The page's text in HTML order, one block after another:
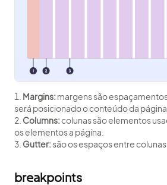
Margins: margens são
será posicionado o conteúdo da página.
Columns:colunas são elementos
os elementos a página.
Gutter: são os espaços entre colunas.
breakpoints